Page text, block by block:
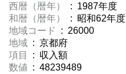
西暦（暦年）
: 1987年度
和暦（暦年）
: 昭和62年度
地域コード
: 26000
地域 : 京都府
項目
: 収入額
数値 : 48239489